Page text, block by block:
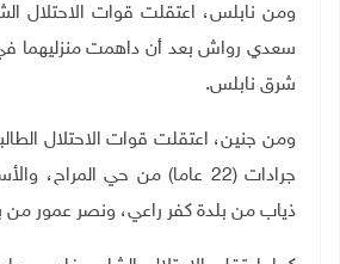
ومن نابلس، اعتقلت قوات الاحتلال
سعدي رواش بعد أن داهمت منزليهما
شرق نابلس.
ومن جنين، اعتقلت قوات الاحتلال
جرادات (22 عاما) من حي المراح،
ذياب من بلدة كفر راعي، ونصر عمور من